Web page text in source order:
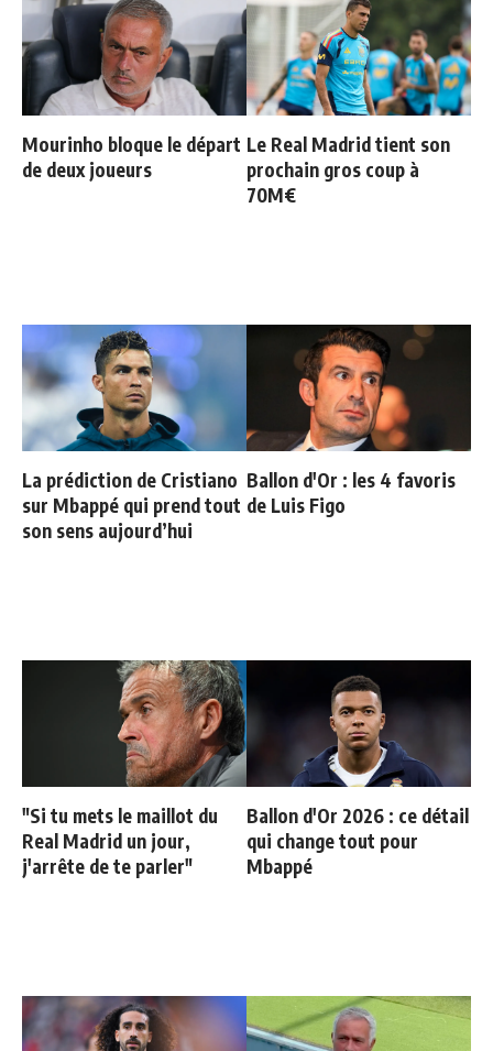
Mourinho bloque le départ
de deux joueurs
Le Real Madrid tient son
prochain gros coup à
70M€
La prédiction de Cristiano
sur Mbappé qui prend tout
son sens aujourd’hui
Ballon d'Or : les 4 favoris
de Luis Figo
"Si tu mets le maillot du
Real Madrid un jour,
j'arrête de te parler"
Ballon d'Or 2026 : ce détail
qui change tout pour
Mbappé